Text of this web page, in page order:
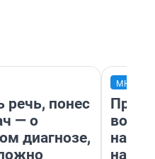
речь, понес
— о
диагнозе,
нам